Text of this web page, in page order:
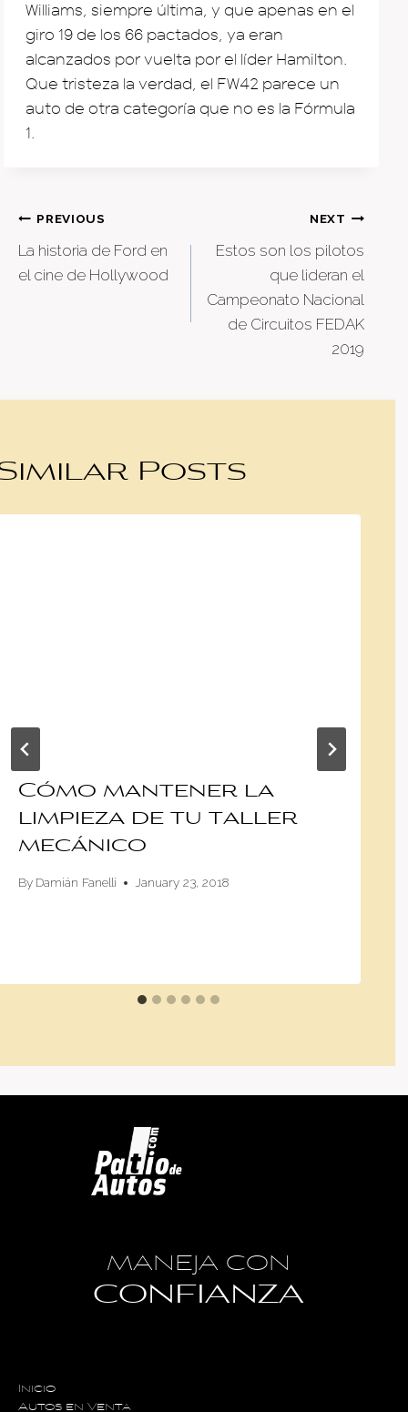
Williams, siempre última, y que apenas en el
giro 19 de los 66 pactados, ya eran
alcanzados por vuelta por el líder Hamilton.
Que tristeza la verdad, el FW42 parece un
auto de otra categoría que no es la Fórmula
1.
Post
navigation
PREVIOUS
La historia de Ford en
el cine de Hollywood
NEXT
Estos son los pilotos
que lideran el
Campeonato Nacional
de Circuitos FEDAK
2019
Posts
Cómo mantener la
limpieza de tu taller
mecánico
By Damián Fanelli January 23, 2018
MANEJA CON
CONFIANZA
Inicio
Autos en Venta